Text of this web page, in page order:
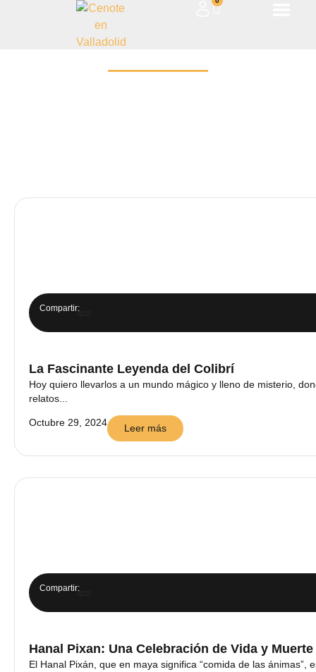
Blog
Compartir:
La Fascinante Leyenda del Colibrí
Hoy quiero llevarlos a un mundo mágico y lleno de misterio,
relatos...
Octubre 29, 2024 Leer más
Compartir:
Hanal Pixan: Una Celebración de Vida y Muerte
El Hanal Pixán, que en maya significa “comida de las